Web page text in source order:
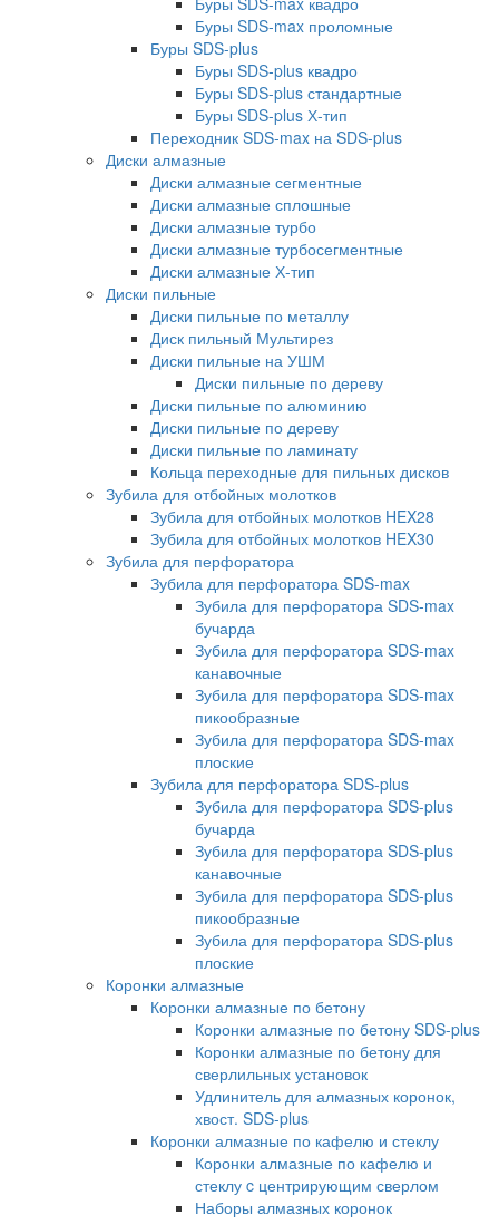
Буры SDS-max проломные
Буры SDS-plus
Буры SDS-plus квадро
Буры SDS-plus стандартные
Буры SDS-plus Х-тип
Переходник SDS-max на SDS-plus
Диски алмазные
Диски алмазные сегментные
Диски алмазные сплошные
Диски алмазные турбо
Диски алмазные турбосегментные
Диски алмазные Х-тип
Диски пильные
Диски пильные по металлу
Диск пильный Мультирез
Диски пильные на УШМ
Диски пильные по дереву
Диски пильные по алюминию
Диски пильные по дереву
Диски пильные по ламинату
Кольца переходные для пильных дисков
Зубила для отбойных молотков
Зубила для отбойных молотков HEX28
Зубила для отбойных молотков HEX30
Зубила для перфоратора
Зубила для перфоратора SDS-max
Зубила для перфоратора SDS-max
бучарда
Зубила для перфоратора SDS-max
канавочные
Зубила для перфоратора SDS-max
пикообразные
Зубила для перфоратора SDS-max
плоские
Зубила для перфоратора SDS-plus
Зубила для перфоратора SDS-plus
бучарда
Зубила для перфоратора SDS-plus
канавочные
Зубила для перфоратора SDS-plus
пикообразные
Зубила для перфоратора SDS-plus
плоские
Коронки алмазные
Коронки алмазные по бетону
Коронки алмазные по бетону SDS-plus
Коронки алмазные по бетону для
сверлильных установок
Удлинитель для алмазных коронок,
хвост. SDS-plus
Коронки алмазные по кафелю и стеклу
Коронки алмазные по кафелю и
стеклу c центрирующим сверлом
Наборы алмазных коронок